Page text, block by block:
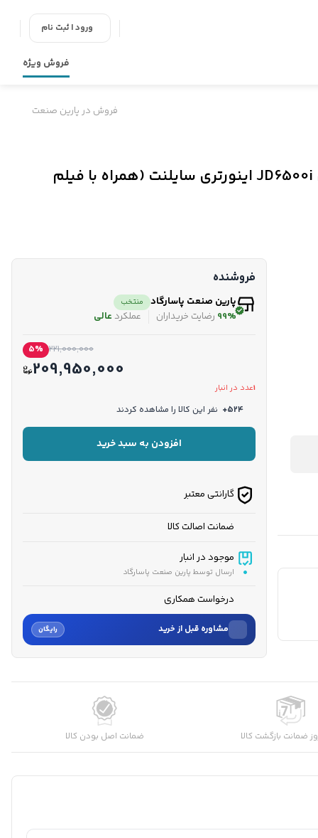
ورود | ثبت نام
فروش ویژه
فروش در پارین صنعت
موتور برق بنزینی جیانگ دانگ ۵.۵ کیلووات مدل JD6500i اینورتری سایلنت (همراه با فیلم
فروشنده
پارین صنعت پاسارگاد منتخب
99% رضایت خریداران عملکرد عالی
221,000,000
5%
209,950,000
1عدد در انبار
524+ نفر این کالا را مشاهده کردند
افزودن به سبد خرید
گارانتی معتبر
ضمانت اصالت کالا
موجود در انبار
ارسال توسط پارین صنعت پاسارگاد
درخواست همکاری
مشاوره قبل از خرید رایگان
نام
شماره موبایلضمانت بازگشت کالا ضمانت اصل بودن کالا